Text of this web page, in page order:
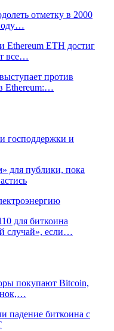
отметку в 2000
Ethereum ETH достиг
все…
против
Ethereum:…
господдержки и
для публики, пока
для биткоина
случай», если…
покупают Bitcoin,
падение биткоина с